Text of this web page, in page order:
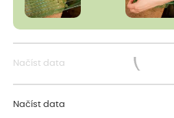
Načíst data
Načíst data